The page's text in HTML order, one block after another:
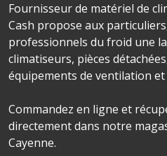
Fournisseur de matériel de
Cash propose aux
professionnels du froid une
climatiseurs, pièces
équipements de ventilation et
Commandez en ligne et
directement dans notre
Cayenne.